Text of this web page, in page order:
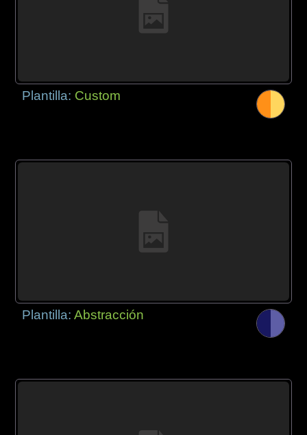
Plantilla: Custom
Plantilla:Abstracción